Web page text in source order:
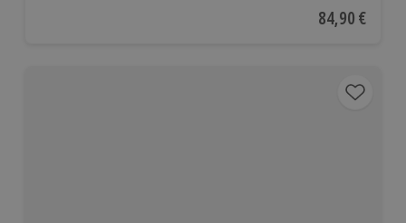
Aktueller
84,90 €